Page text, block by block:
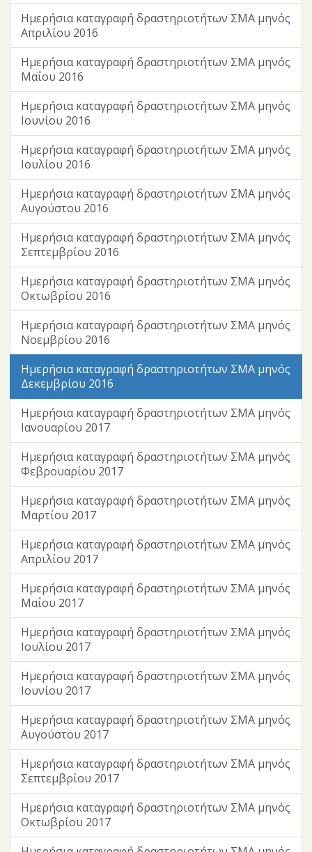
Ημερήσια καταγραφή δραστηριοτήτων ΣΜΑ μηνός
Απριλίου 2016
Ημερήσια καταγραφή δραστηριοτήτων ΣΜΑ μηνός
Μαΐου 2016
Ημερήσια καταγραφή δραστηριοτήτων ΣΜΑ μηνός
Ιουνίου 2016
Ημερήσια καταγραφή δραστηριοτήτων ΣΜΑ μηνός
Ιουλίου 2016
Ημερήσια καταγραφή δραστηριοτήτων ΣΜΑ μηνός
Αυγούστου 2016
Ημερήσια καταγραφή δραστηριοτήτων ΣΜΑ μηνός
Σεπτεμβρίου 2016
Ημερήσια καταγραφή δραστηριοτήτων ΣΜΑ μηνός
Οκτωβρίου 2016
Ημερήσια καταγραφή δραστηριοτήτων ΣΜΑ μηνός
Νοεμβρίου 2016
Ημερήσια καταγραφή δραστηριοτήτων ΣΜΑ μηνός
Δεκεμβρίου 2016
Ημερήσια καταγραφή δραστηριοτήτων ΣΜΑ μηνός
Ιανουαρίου 2017
Ημερήσια καταγραφή δραστηριοτήτων ΣΜΑ μηνός
Φεβρουαρίου 2017
Ημερήσια καταγραφή δραστηριοτήτων ΣΜΑ μηνός
Μαρτίου 2017
Ημερήσια καταγραφή δραστηριοτήτων ΣΜΑ μηνός
Απριλίου 2017
Ημερήσια καταγραφή δραστηριοτήτων ΣΜΑ μηνός
Μαΐου 2017
Ημερήσια καταγραφή δραστηριοτήτων ΣΜΑ μηνός
Ιουλίου 2017
Ημερήσια καταγραφή δραστηριοτήτων ΣΜΑ μηνός
Ιουνίου 2017
Ημερήσια καταγραφή δραστηριοτήτων ΣΜΑ μηνός
Αυγούστου 2017
Ημερήσια καταγραφή δραστηριοτήτων ΣΜΑ μηνός
Σεπτεμβρίου 2017
Ημερήσια καταγραφή δραστηριοτήτων ΣΜΑ μηνός
Οκτωβρίου 2017